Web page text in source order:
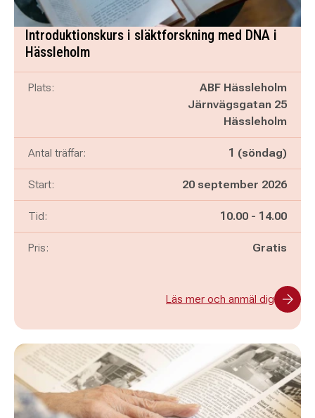
Introduktionskurs i släktforskning med DNA i
Hässleholm
Plats:
ABF Hässleholm
Järnvägsgatan 25
Hässleholm
Antal träffar: 1 (söndag)
Start: 20 september 2026
Tid: Pågår mellan
10.00 - och
14.00
Pris: Gratis
Läs mer och anmäl dig